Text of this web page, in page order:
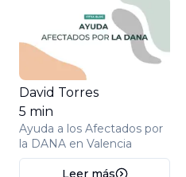
David Torres
5 min
Ayuda a los Afectados por
la DANA en Valencia
Leer más